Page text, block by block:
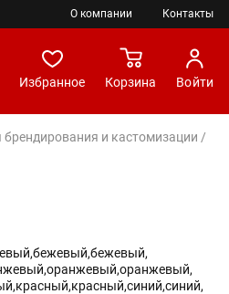
О компании Контакты
Избранное Корзина Войти
и кастомизации /
бежевый,бежевый,
оранжевый,оранжевый,
красный,красный,синий,синий,